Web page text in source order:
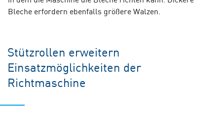
Bleche erfordern ebenfalls größere Walzen.
Stützrollen erweitern
Einsatzmöglichkeiten der
Richtmaschine